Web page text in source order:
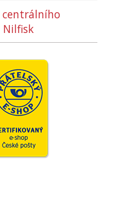
centrálního
Nilfisk